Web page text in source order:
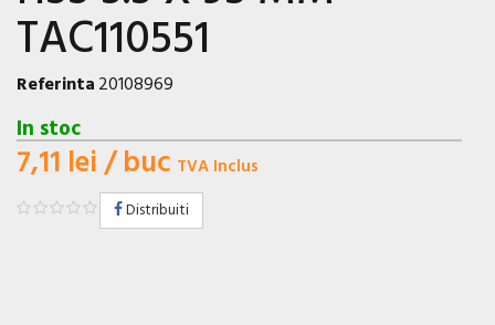
TAC110551
Referinta20108969
In stoc
7,11 lei/ buc TVA Inclus
Distribuiti